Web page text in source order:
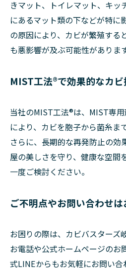
きマット、トイレマット、キッ
にあるマット類の下などが特に
の原因により、カビが繁殖する
も悪影響が及ぶ可能性があります
MIST工法®で効果的なカ
当社のMIST工法®は、MIST専
により、カビを胞子から菌糸ま
さらに、長期的な再発防止の効
屋の美しさを守り、健康な空間
一度ご検討ください。
ご不明点やお問い合わせ
お困りの際は、カビバスターズ
お電話や公式ホームページのお
式LINEからもお気軽にお問い